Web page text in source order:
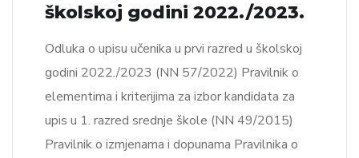
školskoj godini 2022./2023.
Odluka o upisu učenika u prvi razred u školskoj
godini 2022./2023 (NN 57/2022) Pravilnik o
elementima i kriterijima za izbor kandidata za
upis u 1. razred srednje škole (NN 49/2015)
Pravilnik o izmjenama i dopunama Pravilnika o